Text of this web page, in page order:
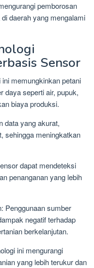
pemborosan
daerah yang mengalami
Sensor
memungkinkan petani
daya seperti air, pupuk,
biaya produksi.
data yang akurat,
sehingga meningkatkan
dapat mendeteksi
penanganan yang lebih
Penggunaan sumber
negatif terhadap
berkelanjutan.
ini mengurangi
yang lebih terukur dan